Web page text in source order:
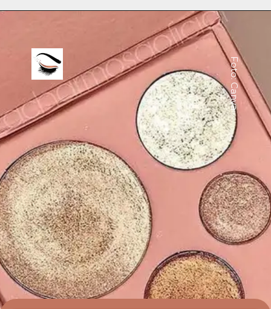
Foto: Canva